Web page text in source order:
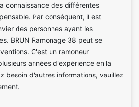
connaissance des différentes
Par conséquent, il est
des personnes ayant les
BRUN Ramonage 38 peut se
C'est un ramoneur
années d'expérience en la
besoin d'autres informations, veuillez